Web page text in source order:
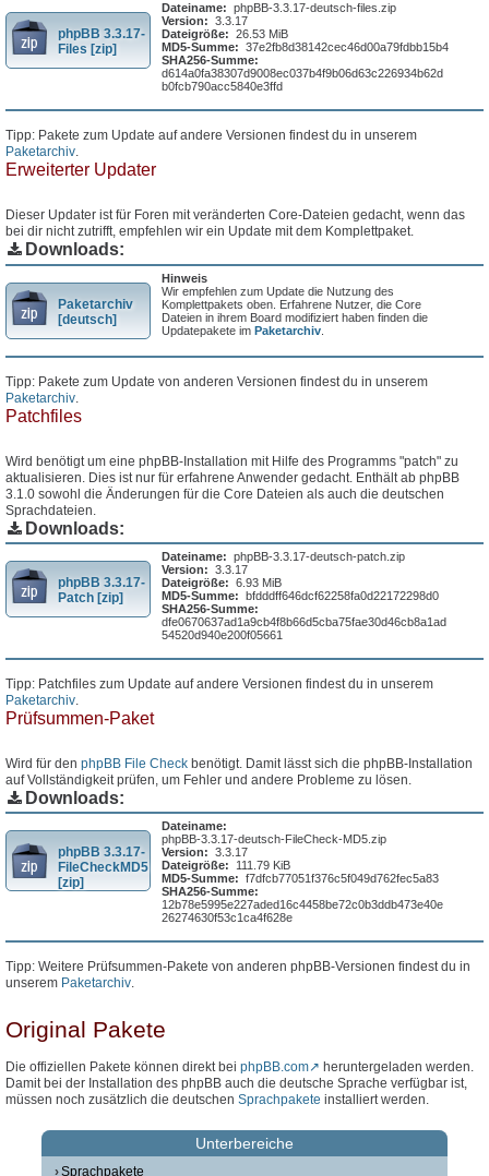
phpBB 3.3.17-
Files [zip]
Dateiname: phpBB-3.3.17-deutsch-files.zip
Version: 3.3.17
Dateigröße: 26.53 MiB
MD5-Summe: 37e2fb8d38142cec46d00a79fdbb15b4
SHA256-Summe:
d614a0fa38307d9008ec037b4f9b06d63c226934b62d
b0fcb790acc5840e3ffd
Tipp: Pakete zum Update auf andere Versionen findest du in unserem
Paketarchiv.
Erweiterter Updater
Dieser Updater ist für Foren mit veränderten Core-Dateien gedacht, wenn das
bei dir nicht zutrifft, empfehlen wir ein Update mit dem Komplettpaket.
Downloads:
Paketarchiv
[deutsch]
Hinweis
Wir empfehlen zum Update die Nutzung des
Komplettpakets oben. Erfahrene Nutzer, die Core
Dateien in ihrem Board modifiziert haben finden die
Updatepakete imPaketarchiv
Tipp: Pakete zum Update von anderen Versionen findest du in unserem
Paketarchiv
Patchfiles
Wird benötigt um eine phpBB-Installation mit Hilfe des Programms "patch" zu
aktualisieren. Dies ist nur für erfahrene Anwender gedacht. Enthält ab phpBB
3.1.0 sowohl die Änderungen für die Core Dateien als auch die deutschen
Sprachdateien.
Downloads:
phpBB 3.3.17-
Patch [zip]
Dateiname: phpBB-3.3.17-deutsch-patch.zip
Version: 3.3.17
Dateigröße: 6.93 MiB
MD5-Summe: bfdddff646dcf62258fa0d22172298d0
SHA256-Summe:
dfe0670637ad1a9cb4f8b66d5cba75fae30d46cb8a1ad
54520d940e200f05661
Tipp: Patchfiles zum Update auf andere Versionen findest du in unserem
Paketarchiv
Prüfsummen-Paket
Wird für den phpBB File Check benötigt. Damit lässt sich die phpBB-Installation
auf Vollständigkeit prüfen, um Fehler und andere Probleme zu lösen.
Downloads:
phpBB 3.3.17-
FileCheckMD5
[zip]
Dateiname:
phpBB-3.3.17-deutsch-FileCheck-MD5.zip
Version: 3.3.17
Dateigröße:
111.79 KiB
MD5-Summe: f7dfcb77051f376c5f049d762fec5a83
SHA256-Summe:
12b78e5995e227aded16c4458be72c0b3ddb473e40e
26274630f53c1ca4f628e
Tipp: Weitere Prüfsummen-Pakete von anderen phpBB-Versionen findest du in
unserem Paketarchiv.
Original Pakete
Die offiziellen Pakete können direkt bei phpBB.com
heruntergeladen werden.
Damit bei der Installation des phpBB auch die deutsche Sprache verfügbar ist,
müssen noch zusätzlich die deutschen Sprachpakete installiert werden.
Unterbereiche
Sprachpakete